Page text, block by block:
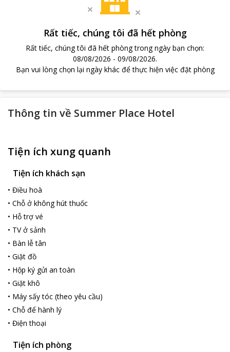
Rất tiếc, chúng tôi đã hết phòng
Rất tiếc, chúng tôi đã hết phòng trong ngày bạn chọn:
08/08/2026 - 09/08/2026.
Bạn vui lòng chọn lại ngày khác để thực hiện việc đặt phòng
Thông tin về Summer Place Hotel
Tiện ích xung quanh
Tiện ích khách sạn
• Điều hoà
• Chỗ ở không hút thuốc
• Hỗ trợ vé
• TV ở sảnh
• Bàn lễ tân
• Giặt đồ
• Hộp ký gửi an toàn
• Giặt khô
• Máy sấy tóc (theo yêu cầu)
• Chỗ để hành lý
• Điện thoại
Tiện ích phòng